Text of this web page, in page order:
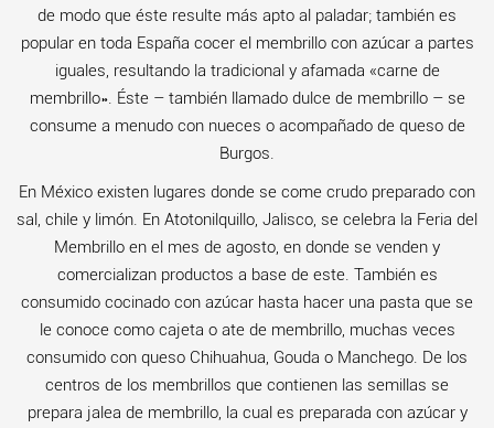
de modo que éste resulte más apto al paladar; también es
popular en toda España cocer el membrillo con azúcar a partes
iguales, resultando la tradicional y afamada «carne de
membrillo». Éste – también llamado dulce de membrillo – se
consume a menudo con nueces o acompañado de queso de
Burgos.
En México existen lugares donde se come crudo preparado con
sal, chile y limón. En Atotonilquillo, Jalisco, se celebra la Feria del
Membrillo en el mes de agosto, en donde se venden y
comercializan productos a base de este. También es
consumido cocinado con azúcar hasta hacer una pasta que se
le conoce como cajeta o ate de membrillo, muchas veces
consumido con queso Chihuahua, Gouda o Manchego. De los
centros de los membrillos que contienen las semillas se
prepara jalea de membrillo, la cual es preparada con azúcar y